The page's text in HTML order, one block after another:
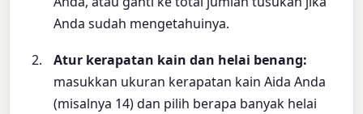
Anda sudah mengetahuinya.
Atur kerapatan kain dan helai benang:
masukkan ukuran kerapatan kain Aida Anda
(misalnya 14) dan pilih berapa banyak helai